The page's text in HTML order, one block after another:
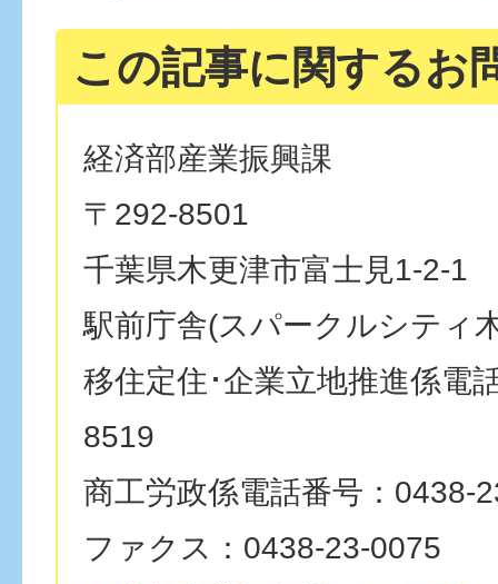
この記事に関するお
経済部産業振興課
〒292-8501
千葉県木更津市富士見1-2-1
駅前庁舎(スパークルシティ
移住定住･企業立地推進係電
8519
商工労政係電話番号：0438-
ファクス：0438-23-0075